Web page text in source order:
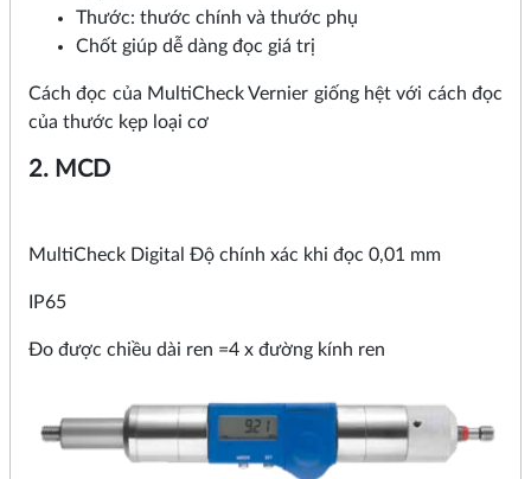
Thước: thước chính và thước phụ
Chốt giúp dễ dàng đọc giá trị
Cách đọc của MultiCheck Vernier giống hệt với cách đọc
của thước kẹp loại cơ
2. MCD
MultiCheck Digital Độ chính xác khi đọc 0,01 mm
IP65
Đo được chiều dài ren =4 x đường kính ren